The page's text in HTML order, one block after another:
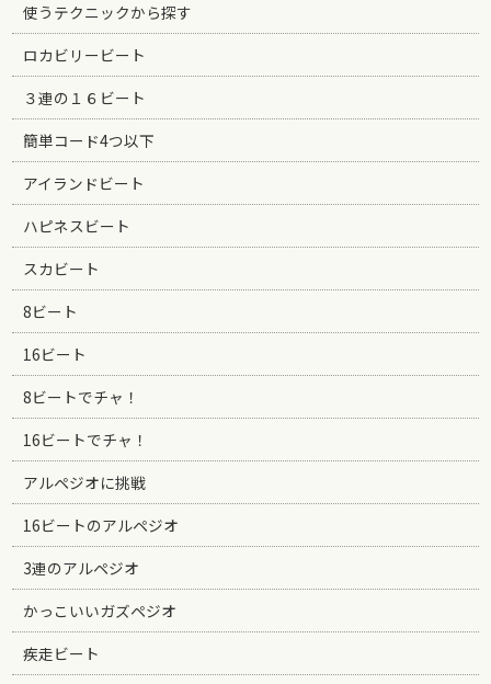
使うテクニックから探す
ロカビリービート
３連の１６ビート
簡単コード4つ以下
アイランドビート
ハピネスビート
スカビート
8ビート
16ビート
8ビートでチャ！
16ビートでチャ！
アルペジオに挑戦
16ビートのアルペジオ
3連のアルペジオ
かっこいいガズペジオ
疾走ビート